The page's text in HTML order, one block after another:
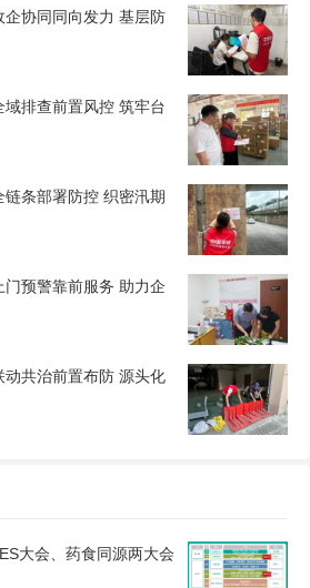
协同同向发力 基层防
排查前置风控 筑牢台
条部署防控 织密汛期
预警靠前服务 助力企
共治前置布防 源头化
大会、药食同源两大会